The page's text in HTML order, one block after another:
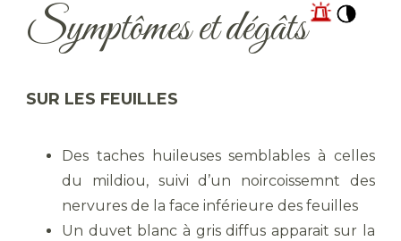
Symptômes et dégâts
SUR LES FEUILLES
Des taches huileuses semblables à celles
du mildiou, suivi d’un noircoissemnt des
nervures de la face inférieure des feuilles
Un duvet blanc à gris diffus apparait sur la